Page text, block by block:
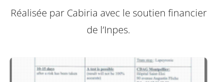
Réalisée par Cabiria avec le soutien financier
de l’Inpes.